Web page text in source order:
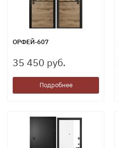
ОРФЕЙ-607
35 450 руб.
Подробнее